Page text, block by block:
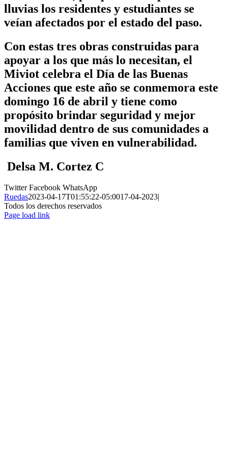
lluvias los residentes y estudiantes se
veían afectados por el estado del paso.
Con estas tres obras construidas para
apoyar a los que más lo necesitan, el
Miviot celebra el Día de las Buenas
Acciones que este año se conmemora este
domingo 16 de abril y tiene como
propósito brindar seguridad y mejor
movilidad dentro de sus comunidades a
familias que viven en vulnerabilidad.
Delsa M. Cortez C
TwitterFacebook WhatsApp
Ruedas2023-04-17T01:55:22-05:0017-04-2023|
Todos los derechos reservados
Page load link